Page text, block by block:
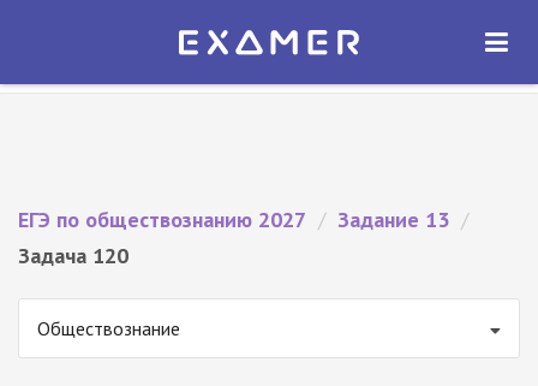
Экзамер — ЕГЭ 2027
ОТКРЫТЬ
ЕГЭ по обществознанию 2027 / Задание 13 /
Задача 120
Обществознание